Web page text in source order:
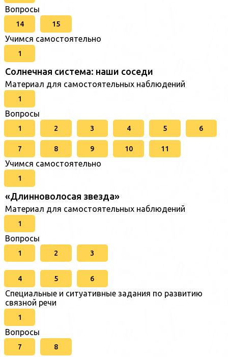
Вопросы
14 15
Учимся самостоятельно
1
Солнечная система: наши соседи
Материал для самостоятельных наблюдений
1
Вопросы
1 2 3 4 5 6
7 8 9 10 11
Учимся самостоятельно
1
«Длинноволосая звезда»
Материал для самостоятельных наблюдений
1
Вопросы
1 2 3
4 5 6
Специальные и ситуативные задания по развитию
связной речи
1
Вопросы
7 8